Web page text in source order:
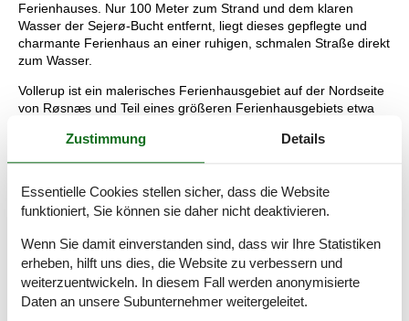
Ferienhauses. Nur 100 Meter zum Strand und dem klaren
Wasser der Sejerø-Bucht entfernt, liegt dieses gepflegte und
charmante Ferienhaus an einer ruhigen, schmalen Straße direkt
zum Wasser.
Vollerup ist ein malerisches Ferienhausgebiet auf der Nordseite
von Røsnæs und Teil eines größeren Ferienhausgebiets etwa
Vollerup Wald, wo Wildtiere und Vogelbeobachtungen das ganze
Jahr über Naturerlebnisse bieten. In der Nähe befindet sich
Weinproben. An der Spitze von Røsnæs liegt ein
Naturschutzgebiet mit dramatischem, hügeligem Gelände –
Die nächste Einkaufsmöglichkeit ist ca. 3 km entfernt, und das
Stadtzentrum von Kalundborg liegt 8 km entfernt mit
Geschäften, Cafés und Restaurants. Die historische Altstadt mit
der über 800 Jahre alten fünftürmigen Kirche ist ebenfalls einen
Zustimmung Details
Essentielle Cookies stellen sicher, dass die Website
funktioniert, Sie können sie daher nicht deaktivieren.
Wenn Sie damit einverstanden sind, dass wir Ihre Statistiken
erheben, hilft uns dies, die Website zu verbessern und
weiterzuentwickeln. In diesem Fall werden anonymisierte
Daten an unsere Subunternehmer weitergeleitet.